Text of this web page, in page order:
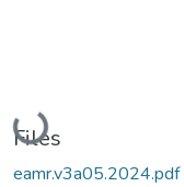
Loading...
Files
eamr.v3a05.2024.pdf